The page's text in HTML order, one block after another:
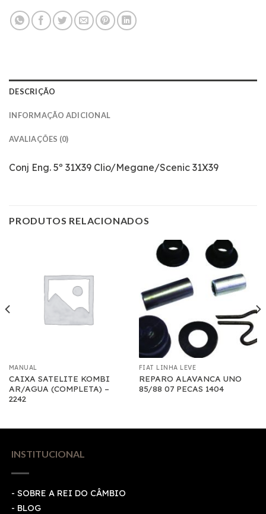
DESCRIÇÃO
INFORMAÇÃO ADICIONAL
AVALIAÇÕES (0)
Conj Eng. 5º 31X39 Clio/Megane/Scenic 31X39
PRODUTOS RELACIONADOS
MANUAL
CAIXA SATELITE KOMBI
AR/AGUA (COMPLETA) –
2242
FIAT LINHA LEVE
REPARO ALAVANCA UNO
85/88 07 PECAS 1404
INSTITUCIONAL
- SOBRE A REI DO CÂMBIO
- BLOG